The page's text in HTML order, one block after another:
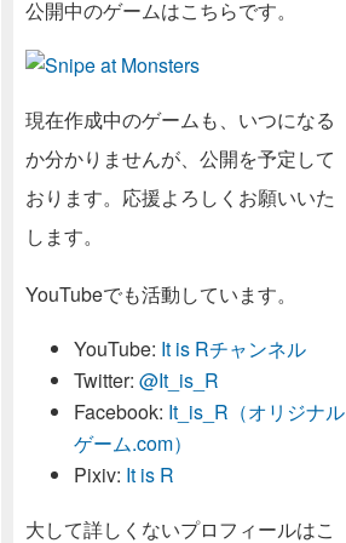
公開中のゲームはこちらです。
現在作成中のゲームも、いつになる
か分かりませんが、公開を予定して
おります。応援よろしくお願いいた
します。
YouTubeでも活動しています。
YouTube: It is Rチャンネル
Twitter: @It_is_R
Facebook: It_is_R（オリジナル
ゲーム.com）
Pixiv: It is R
大して詳しくないプロフィールはこ